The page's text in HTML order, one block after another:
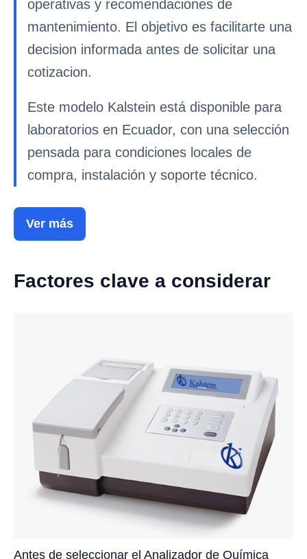
operativas y recomendaciones de
mantenimiento. El objetivo es facilitarte una
decision informada antes de solicitar una
cotizacion.
Este modelo Kalstein está disponible para
laboratorios en Ecuador, con una selección
pensada para condiciones locales de
compra, instalación y soporte técnico.
Ver más
Factores clave a considerar
Antes de seleccionar el Analizador de Química